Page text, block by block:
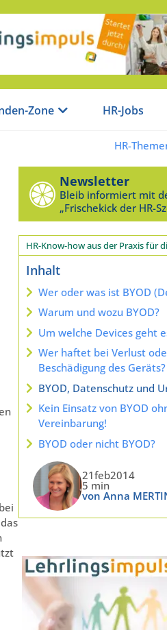
Zone HR-Jobs
HR-
Newsletter
Bleib informiert mit
„Frischekick der HR-
HR-Know-how aus der Praxis für
Inhalt
Wer oder was ist BYOD
Warum und wozu BYOD?
Um welche Devices geht
Wer haftet bei Verlust
Beschädigung des Geräts?
BYOD, Datenschutz und
Kein Einsatz von BYOD
Vereinbarung!
BYOD oder nicht BYOD?
21feb2014
5 min
von Anna